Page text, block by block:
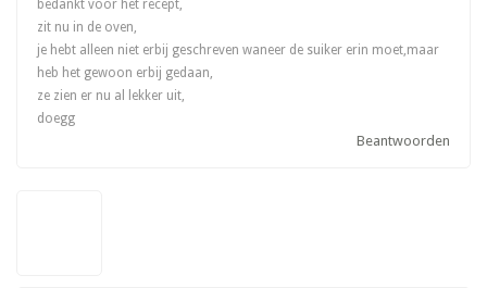
bedankt voor het recept,
zit nu in de oven,
je hebt alleen niet erbij geschreven waneer de suiker erin moet,maar
heb het gewoon erbij gedaan,
ze zien er nu al lekker uit,
doegg
Beantwoorden